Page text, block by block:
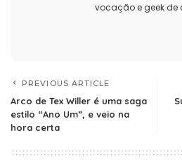
vocação e geek de
PREVIOUS ARTICLE
Arco de Tex Willer é uma saga
estilo “Ano Um”, e veio na
hora certa